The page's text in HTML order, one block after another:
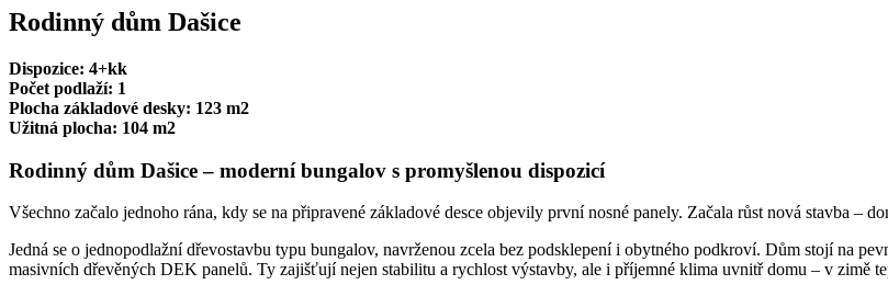
Rodinný dům Dašice
Dispozice: 4+kk
Počet podlaží: 1
Plocha základové desky: 123 m2
Užitná plocha: 104 m2
Rodinný dům Dašice – moderní bungalov s promyšlenou dispozicí
Všechno začalo jednoho rána, kdy se na připravené základové desce objevily první nosné panely. Začala růst nová stavba –
Jedná se o jednopodlažní dřevostavbu typu bungalov, navrženou zcela bez podsklepení i obytného podkroví. Dům stojí na
masivních dřevěných DEK panelů. Ty zajišťují nejen stabilitu a rychlost výstavby, ale i příjemné klima uvnitř domu – v zimě